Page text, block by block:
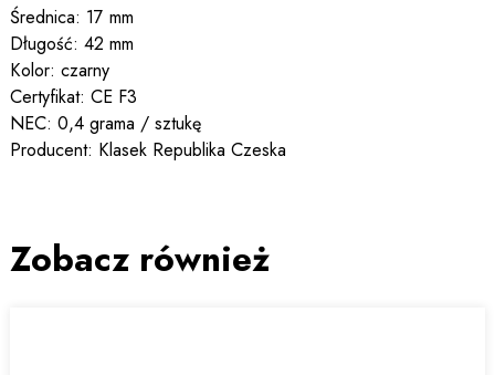
Średnica: 17 mm
Długość: 42 mm
Kolor: czarny
Certyfikat: CE F3
NEC: 0,4 grama / sztukę
Producent: Klasek Republika Czeska
Zobacz również